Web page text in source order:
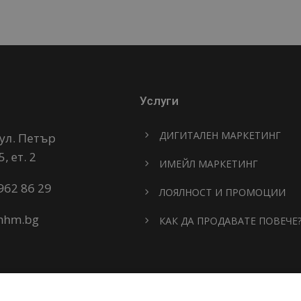
Петър
ет. 2
86 29
Услуги
ДИГИТАЛЕН МАРКЕТИНГ
ИМЕЙЛ МАРКЕТИНГ
ЛОЯЛНОСТ И ПРОМОЦИИ
КАК ДА ПРОДАВАТЕ ПОВЕЧЕ?